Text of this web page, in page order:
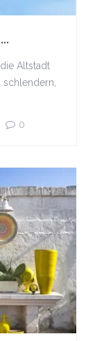
Altstadt
0